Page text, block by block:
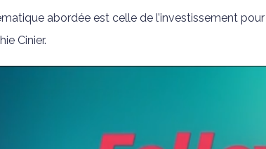
abordée est celle de l’investissement
Cinier.